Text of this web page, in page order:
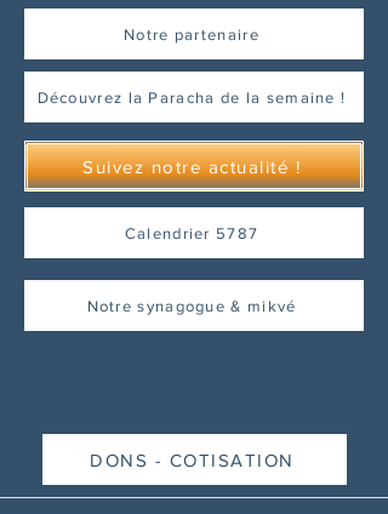
Notre partenaire
Découvrez la Paracha de la semaine !
Suivez notre actualité !
Calendrier 5787
Notre synagogue & mikvé
DONS - COTISATION